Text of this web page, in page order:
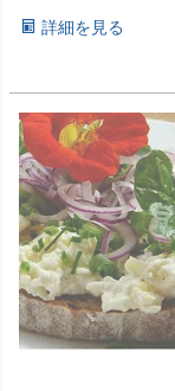
詳細を見る